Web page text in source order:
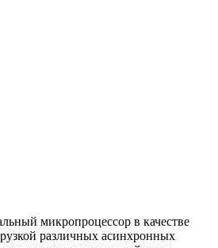
микропроцессор в качестве
различных асинхронных